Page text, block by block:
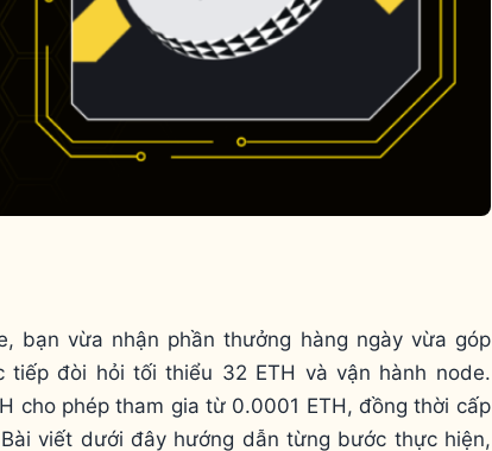
bạn vừa nhận phần thưởng hàng ngày vừa góp
đòi hỏi tối thiểu 32 ETH và vận hành node.
cho phép tham gia từ 0.0001 ETH, đồng thời cấp
viết dưới đây hướng dẫn từng bước thực hiện,